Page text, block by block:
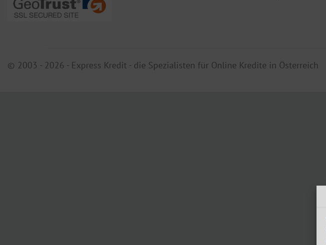
© 2003 - 2026 - Express Kredit - die Spezialisten für Online Kredite in Österreich